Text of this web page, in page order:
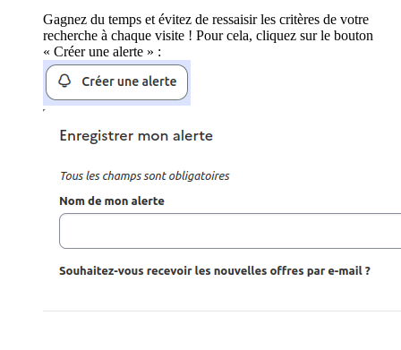
Gagnez du temps et évitez de ressaisir les critères de votre
recherche à chaque visite ! Pour cela, cliquez sur le bouton
« Créer une alerte » :